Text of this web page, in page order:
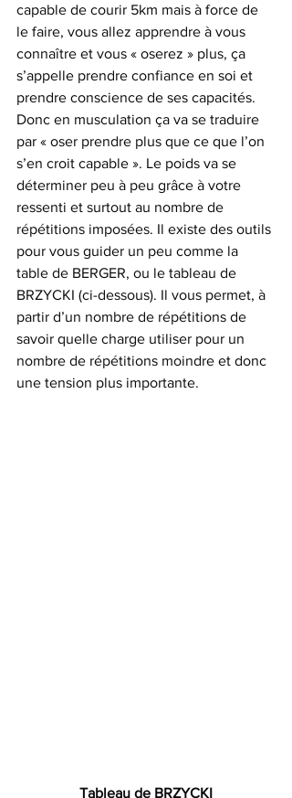
capable de courir 5km mais à force de
le faire, vous allez apprendre à vous
connaître et vous « oserez » plus, ça
s’appelle prendre confiance en soi et
prendre conscience de ses capacités.
Donc en musculation ça va se traduire
par « oser prendre plus que ce que l’on
s’en croit capable ». Le poids va se
déterminer peu à peu grâce à votre
ressenti et surtout au nombre de
répétitions imposées. Il existe des outils
pour vous guider un peu comme la
table de BERGER, ou le tableau de
BRZYCKI (ci-dessous). Il vous permet, à
partir d’un nombre de répétitions de
savoir quelle charge utiliser pour un
nombre de répétitions moindre et donc
une tension plus importante.
Tableau de BRZYCKI